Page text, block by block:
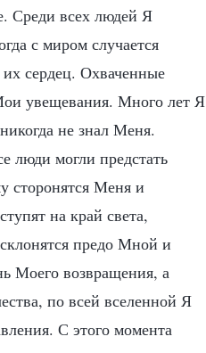
Среди всех людей Я
с миром случается
их сердец. Охваченные
увещевания. Много лет Я
не знал Меня.
люди могли предстать
сторонятся Меня и
на край света,
предо Мной и
Моего возвращения, а
по всей вселенной Я
С этого момента